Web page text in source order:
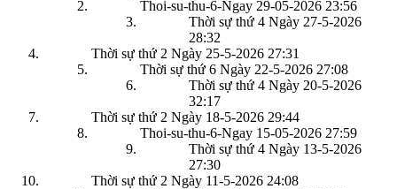
Thoi-su-thu-6-Ngay 29-05-2026 23:56
Thời sự thứ 4 Ngày 27-5-2026
28:32
Thời sự thứ 2 Ngày 25-5-2026 27:31
Thời sự thứ 6 Ngày 22-5-2026 27:08
Thời sự thứ 4 Ngày 20-5-2026
32:17
Thời sự thứ 2 Ngày 18-5-2026 29:44
Thoi-su-thu-6-Ngay 15-05-2026 27:59
Thời sự thứ 4 Ngày 13-5-2026
27:30
Thời sự thứ 2 Ngày 11-5-2026 24:08